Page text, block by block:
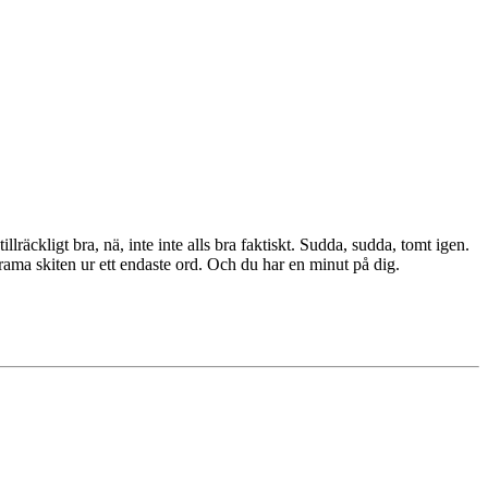
bra, nä, inte inte alls bra faktiskt. Sudda, sudda, tomt igen.
skiten ur ett endaste ord. Och du har en minut på dig.